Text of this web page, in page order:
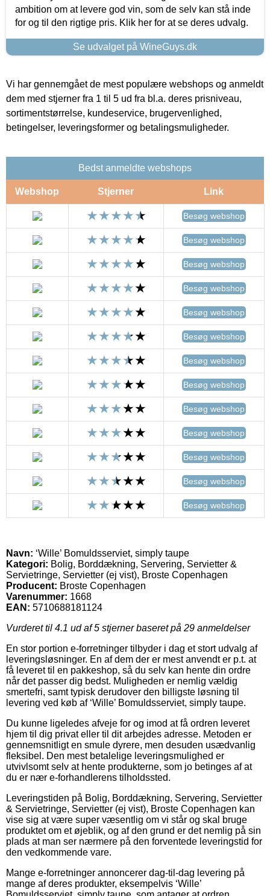
ambition om at levere god vin, som de selv kan stå inde
for og til den rigtige pris. Klik her for at se deres udvalg.
Se udvalget på WineGuys.dk
Vi har gennemgået de mest populære webshops og anmeldt
dem med stjerner fra 1 til 5 ud fra bl.a. deres prisniveau,
sortimentstørrelse, kundeservice, brugervenlighed,
betingelser, leveringsformer og betalingsmuligheder.
Bedst anmeldte webshops
Webshop Stjerner Link
Besøg webshop
Besøg webshop
Besøg webshop
Besøg webshop
Besøg webshop
Besøg webshop
Besøg webshop
Besøg webshop
Besøg webshop
Besøg webshop
Besøg webshop
Besøg webshop
Besøg webshop
Navn: ‘Wille’ Bomuldsserviet, simply taupe
Kategori: Bolig, Borddækning, Servering, Servietter &
Servietringe, Servietter (ej vist), Broste Copenhagen
Producent: Broste Copenhagen
Varenummer: 1668
EAN: 5710688181124
Vurderet til 4.1 ud af 5 stjerner baseret på 29 anmeldelser
En stor portion e-forretninger tilbyder i dag et stort udvalg af
leveringsløsninger. En af dem der er mest anvendt er p.t. at
få leveret til en pakkeshop, så du selv kan hente din ordre
når det passer dig bedst. Muligheden er nemlig vældig
smertefri, samt typisk derudover den billigste løsning til
levering ved køb af ‘Wille’ Bomuldsserviet, simply taupe.
Du kunne ligeledes afveje for og imod at få ordren leveret
hjem til dig privat eller til dit arbejdes adresse. Metoden er
gennemsnitligt en smule dyrere, men desuden usædvanlig
fleksibel. Den mest betalelige leveringsmulighed er
utvivlsomt selv at hente produkterne, som jo betinges af at
du er nær e-forhandlerens tilholdssted.
Leveringstiden på Bolig, Borddækning, Servering, Servietter
& Servietringe, Servietter (ej vist), Broste Copenhagen kan
vise sig at være super væsentlig om vi står og skal bruge
produktet om et øjeblik, og af den grund er det nemlig på sin
plads at man ser nærmere på den forventede leveringstid for
den vedkommende vare.
Mange e-forretninger annoncerer dag-til-dag levering på
mange af deres produkter, eksempelvis ‘Wille’